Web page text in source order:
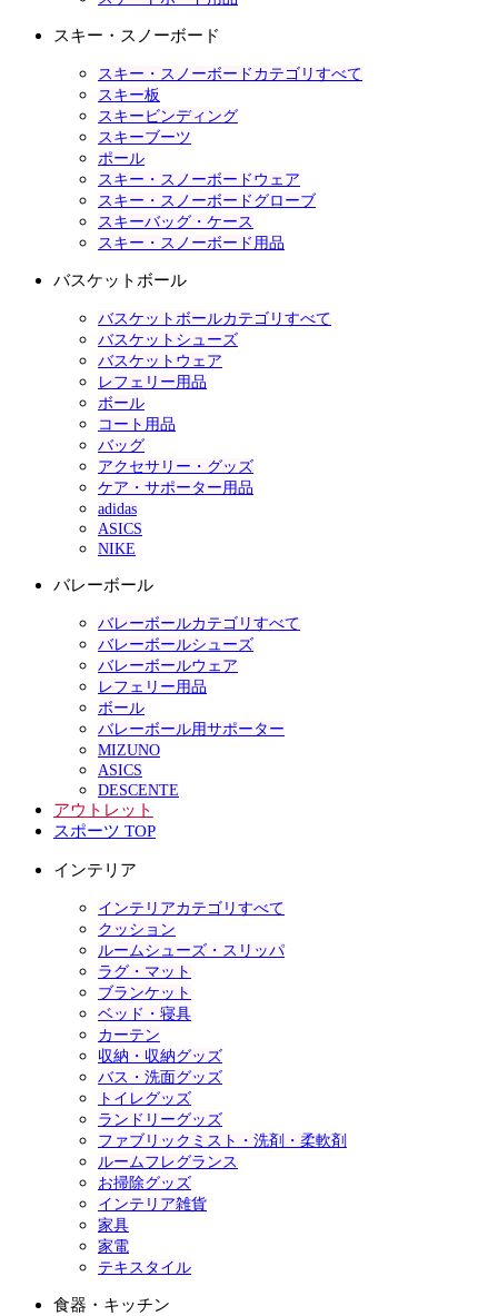
スキー・スノーボード
スキー・スノーボードカテゴリすべて
スキー板
スキービンディング
スキーブーツ
ポール
スキー・スノーボードウェア
スキー・スノーボードグローブ
スキーバッグ・ケース
スキー・スノーボード用品
バスケットボール
バスケットボールカテゴリすべて
バスケットシューズ
バスケットウェア
レフェリー用品
ボール
コート用品
バッグ
アクセサリー・グッズ
ケア・サポーター用品
adidas
ASICS
NIKE
バレーボール
バレーボールカテゴリすべて
バレーボールシューズ
バレーボールウェア
レフェリー用品
ボール
バレーボール用サポーター
MIZUNO
ASICS
DESCENTE
アウトレット
スポーツ TOP
インテリア
インテリアカテゴリすべて
クッション
ルームシューズ・スリッパ
ラグ・マット
ブランケット
ベッド・寝具
カーテン
収納・収納グッズ
バス・洗面グッズ
トイレグッズ
ランドリーグッズ
ファブリックミスト・洗剤・柔軟剤
ルームフレグランス
お掃除グッズ
インテリア雑貨
家具
家電
テキスタイル
食器・キッチン